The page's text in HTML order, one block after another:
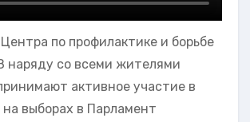
по профилактике и борьбе
наряду со всеми жителями
активное участие в
на выборах в Парламент